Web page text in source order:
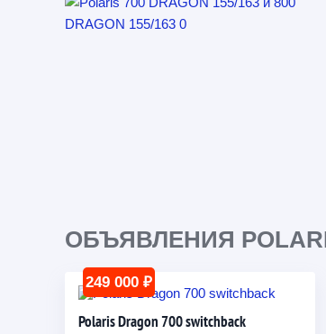
ОБЪЯВЛЕНИЯ
249 000 ₽
Polaris Dragon 700 switchback